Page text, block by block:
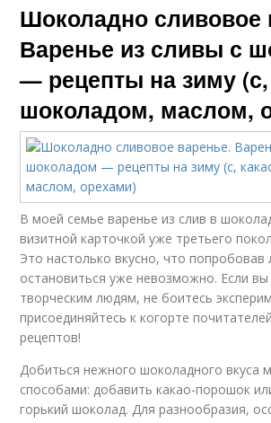
Шоколадно сливовое
Варенье из сливы с
— рецепты на зиму (с,
шоколадом, маслом,
В моей семье варенье из слив в
визитной карточкой уже третьего
Это настолько вкусно, что попробовав
остановиться уже невозможно. Если вы
творческим людям, не боитесь
присоединяйтесь к когорте
рецептов!
Добиться нежного шоколадного вкуса
способами: добавить какао-порошок
горький шоколад. Для разнообразия,